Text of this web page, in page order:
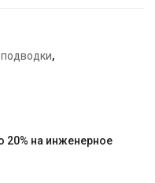
подводки,
20% на инженерное